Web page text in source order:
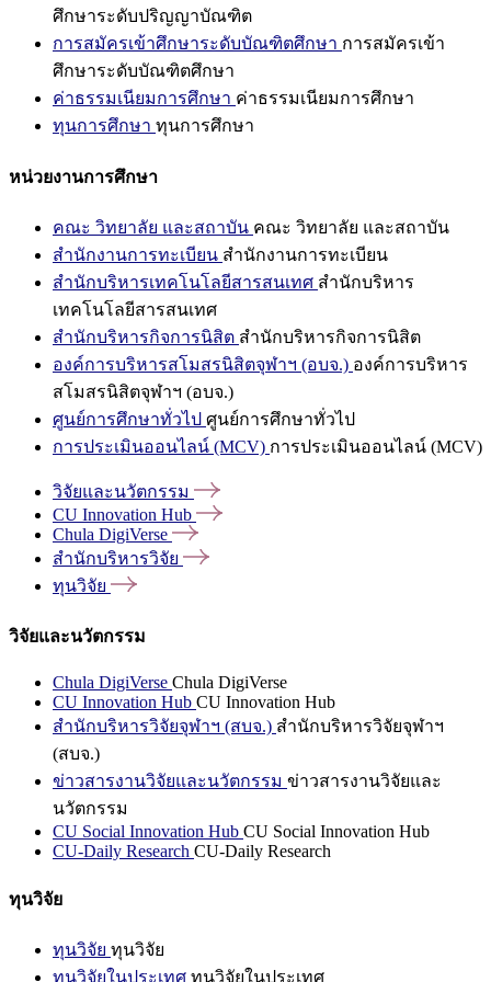
ศึกษาระดับปริญญาบัณฑิต
การสมัครเข้าศึกษาระดับบัณฑิตศึกษา การสมัครเข้า
ศึกษาระดับบัณฑิตศึกษา
ค่าธรรมเนียมการศึกษา ค่าธรรมเนียมการศึกษา
ทุนการศึกษา ทุนการศึกษา
หน่วยงานการศึกษา
คณะ วิทยาลัย และสถาบัน คณะ วิทยาลัย และสถาบัน
สำนักงานการทะเบียน สำนักงานการทะเบียน
สำนักบริหารเทคโนโลยีสารสนเทศ สำนักบริหาร
เทคโนโลยีสารสนเทศ
สำนักบริหารกิจการนิสิต สำนักบริหารกิจการนิสิต
องค์การบริหารสโมสรนิสิตจุฬาฯ (อบจ.) องค์การบริหาร
สโมสรนิสิตจุฬาฯ (อบจ.)
ศูนย์การศึกษาทั่วไป ศูนย์การศึกษาทั่วไป
การประเมินออนไลน์ (MCV) การประเมินออนไลน์ (MCV)
วิจัยและนวัตกรรม
CU Innovation Hub
Chula DigiVerse
สำนักบริหารวิจัย
ทุนวิจัย
วิจัยและนวัตกรรม
Chula DigiVerse Chula DigiVerse
CU Innovation Hub CU Innovation Hub
สำนักบริหารวิจัยจุฬาฯ (สบจ.) สำนักบริหารวิจัยจุฬาฯ
(สบจ.)
ข่าวสารงานวิจัยและนวัตกรรม ข่าวสารงานวิจัยและ
นวัตกรรม
CU Social Innovation Hub CU Social Innovation Hub
CU-Daily Research CU-Daily Research
ทุนวิจัย
ทุนวิจัย ทุนวิจัย
ทุนวิจัยในประเทศ ทุนวิจัยในประเทศ